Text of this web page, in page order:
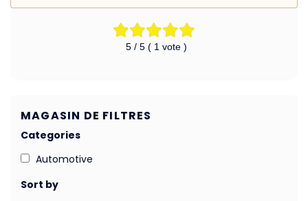
5 / 5 ( 1 vote )
MAGASIN DE FILTRES
Categories
Automotive
Sort by